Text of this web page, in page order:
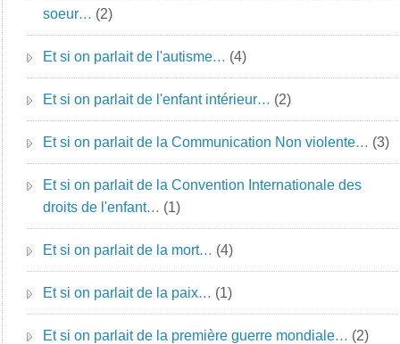
soeur… (2)
Et si on parlait de l'autisme… (4)
Et si on parlait de l'enfant intérieur… (2)
Et si on parlait de la Communication Non violente… (3)
Et si on parlait de la Convention Internationale des
droits de l'enfant… (1)
Et si on parlait de la mort… (4)
Et si on parlait de la paix… (1)
Et si on parlait de la première guerre mondiale… (2)